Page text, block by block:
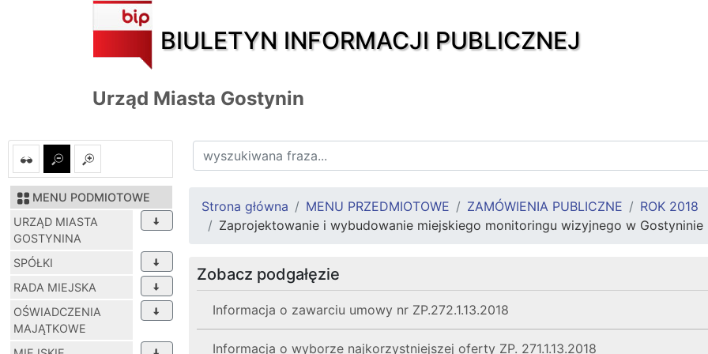
BIULETYN INFORMACJI PUBLICZNEJ
Urząd Miasta Gostynin
MENU PODMIOTOWE
URZĄD MIASTA
GOSTYNINA
SPÓŁKI
RADA MIEJSKA
OŚWIADCZENIA
MAJĄTKOWE
Strona główna MENU PRZEDMIOTOWE ZAMÓWIENIA PUBLICZNE
ROK 2018
Zaprojektowanie i wybudowanie miejskiego monitoringu wizyjnego w Gostyninie
Zobacz podgałęzie
Informacja o zawarciu umowy nr ZP.272.1.13.2018
Informacja o wyborze najkorzystniejszej oferty ZP. 271.1.13.2018